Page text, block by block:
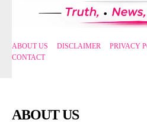
ABOUT US DISCLAIMER PRIVACY
CONTACT
ABOUT US